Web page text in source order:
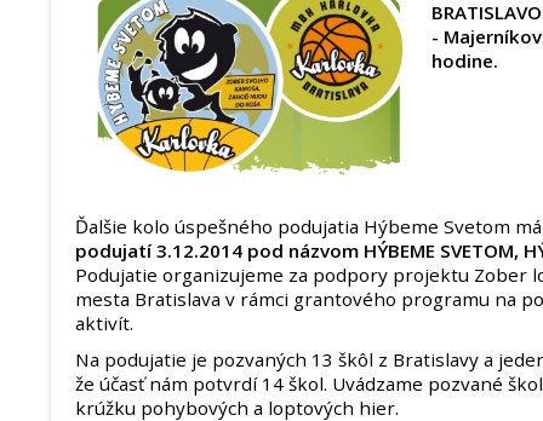
-
hodine.
Ďalšie kolo úspešného podujatia Hýbeme Svetom
podujatí 3.12.2014 pod názvom HÝBEME SVETOM,
Podujatie organizujeme za podpory projektu Zober
mesta Bratislava v rámci grantového programu na
aktivít.
Na podujatie je pozvaných 13 škôl z Bratislavy a
že účasť nám potvrdí 14 škol. Uvádzame pozvané
krúžku pohybových a loptových hier.